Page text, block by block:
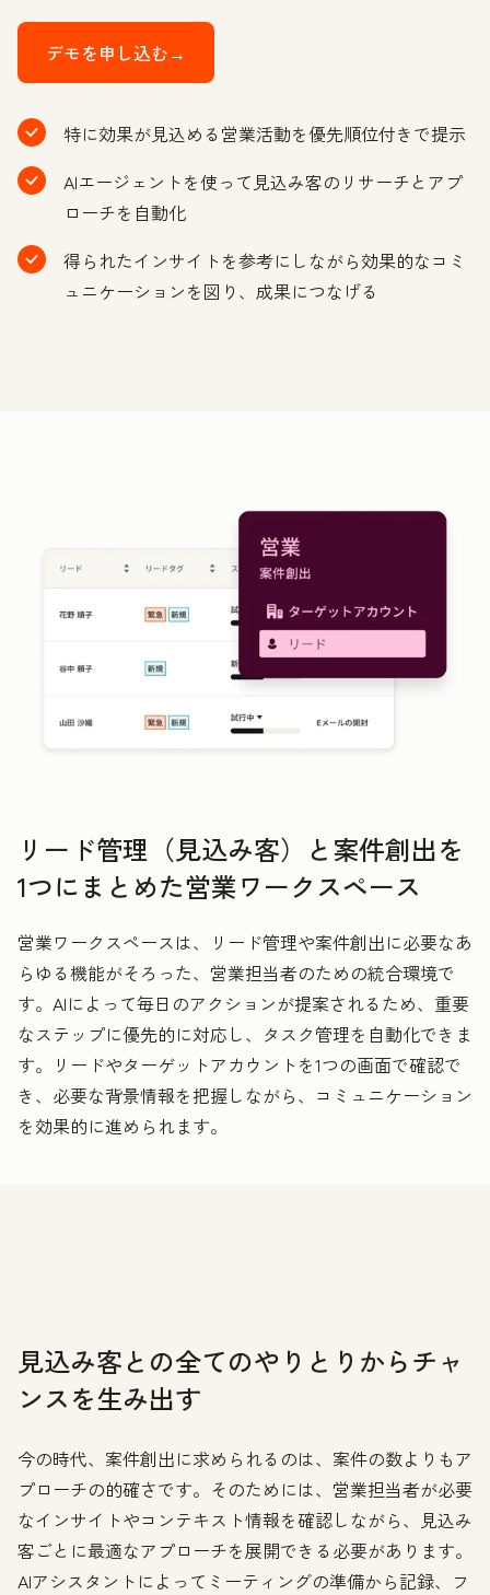
デモを申し込む→
特に効果が見込める営業活動を優先順位付きで提示
AIエージェントを使って見込み客のリサーチとアプ
ローチを自動化
得られたインサイトを参考にしながら効果的なコミ
ュニケーションを図り、成果につなげる
リード管理（見込み客）と案件創出を
1つにまとめた営業ワークスペース
営業ワークスペースは、リード管理や案件創出に必要なあ
らゆる機能がそろった、営業担当者のための統合環境で
す。AIによって毎日のアクションが提案されるため、重要
なステップに優先的に対応し、タスク管理を自動化できま
す。リードやターゲットアカウントを1つの画面で確認で
き、必要な背景情報を把握しながら、コミュニケーション
を効果的に進められます。
見込み客との全てのやりとりからチャ
ンスを生み出す
今の時代、案件創出に求められるのは、案件の数よりもア
プローチの的確さです。そのためには、営業担当者が必要
なインサイトやコンテキスト情報を確認しながら、見込み
客ごとに最適なアプローチを展開できる必要があります。
AIアシスタントによってミーティングの準備から記録、フ